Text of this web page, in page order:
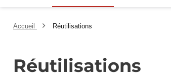
Accueil Réutilisations
Réutilisations